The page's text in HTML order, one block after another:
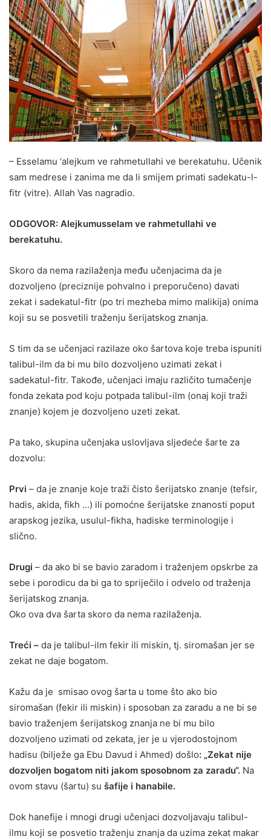
– Esselamu ‘alejkum ve rahmetullahi ve berekatuhu. Učenik
sam medrese i zanima me da li smijem primati sadekatu-l-
fitr (vitre). Allah Vas nagradio.
ODGOVOR: Alejkumusselam ve rahmetullahi ve
berekatuhu.
Skoro da nema razilaženja među učenjacima da je
dozvoljeno (preciznije pohvalno i preporučeno) davati
zekat i sadekatul-fitr (po tri mezheba mimo malikija) onima
koji su se posvetili traženju šerijatskog znanja.
S tim da se učenjaci razilaze oko šartova koje treba ispuniti
talibul-ilm da bi mu bilo dozvoljeno uzimati zekat i
sadekatul-fitr. Takođe, učenjaci imaju različito tumačenje
fonda zekata pod koju potpada talibul-ilm (onaj koji traži
znanje) kojem je dozvoljeno uzeti zekat.
Pa tako, skupina učenjaka uslovljava sljedeće šarte za
dozvolu:
Prvi – da je znanje koje traži čisto šerijatsko znanje (tefsir,
hadis, akida, fikh …) ili pomoćne šerijatske znanosti poput
arapskog jezika, usulul-fikha, hadiske terminologije i
slično.
Drugi – da ako bi se bavio zaradom i traženjem opskrbe za
sebe i porodicu da bi ga to spriječilo i odvelo od traženja
šerijatskog znanja.
Oko ova dva šarta skoro da nema razilaženja.
Treći – da je talibul-ilm fekir ili miskin, tj. siromašan jer se
zekat ne daje bogatom.
Kažu da je smisao ovog šarta u tome što ako bio
siromašan (fekir ili miskin) i sposoban za zaradu a ne bi se
bavio traženjem šerijatskog znanja ne bi mu bilo
dozvoljeno uzimati od zekata, jer je u vjerodostojnom
hadisu (bilježe ga Ebu Davud i Ahmed) došlo: „Zekat nije
dozvoljen bogatom niti jakom sposobnom za zaradu“. Na
ovom stavu (šartu) su šafije i hanabile.
Dok hanefije i mnogi drugi učenjaci dozvoljavaju talibul-
ilmu koji se posvetio traženju znanja da uzima zekat makar